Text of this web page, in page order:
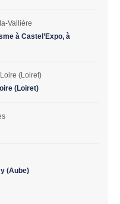
Vallière
à Castel’Expo, à
(Loiret)
(Loiret)
(Aube)